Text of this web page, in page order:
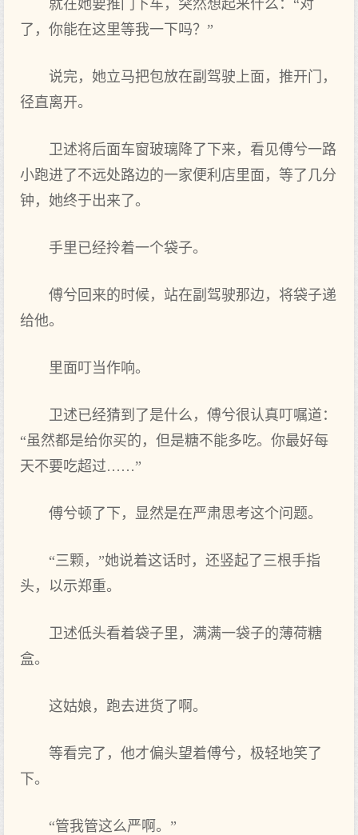
就在她要推门下车，突然想起来什么：“对
了，你能在这里等我一下吗？”
说完，她立马把包放在副驾驶上面，推开门，
径直离开。
卫述将后面车窗玻璃降了下来，看见傅兮一路
小跑进了不远处路边的一家便利店里面，等了几分
钟，她终于出来了。
手里已经拎着一个袋子。
傅兮回来的时候，站在副驾驶那边，将袋子递
给他。
里面叮当作响。
卫述已经猜到了是什么，傅兮很认真叮嘱道：
“虽然都是给你买的，但是糖不能多吃。你最好每
天不要吃超过……”
傅兮顿了下，显然是在严肃思考这个问题。
“三颗，”她说着这话时，还竖起了三根手指
头，以示郑重。
卫述低头看着袋子里，满满一袋子的薄荷糖
盒。
这姑娘，跑去进货了啊。
等看完了，他才偏头望着傅兮，极轻地笑了
下。
“管我管这么严啊。”